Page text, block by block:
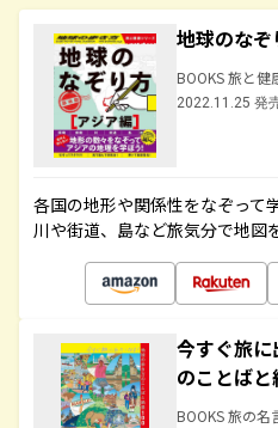
地球のな
BOOKS 旅と健
2022.11.25 発
各国の地形や関係性をなぞって
川や街道、島など旅気分で地図
今すぐ旅
のことばと
BOOKS 旅の名